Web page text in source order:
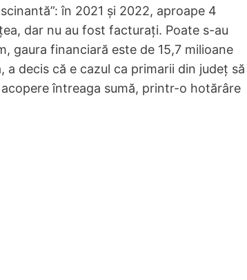
în 2021 și 2022, aproape 4
dar nu au fost facturați. Poate s-au
gaura financiară este de 15,7 milioane
a decis că e cazul ca primarii din județ să
întreaga sumă, printr-o hotărâre